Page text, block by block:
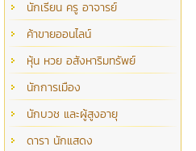
นักเรียน ครู อาจารย์
ค้าขายออนไลน์
หุ้น หวย อสังหาริมทรัพย์
นักการเมือง
นักบวช และผู้สูงอายุ
ดารา นักแสดง